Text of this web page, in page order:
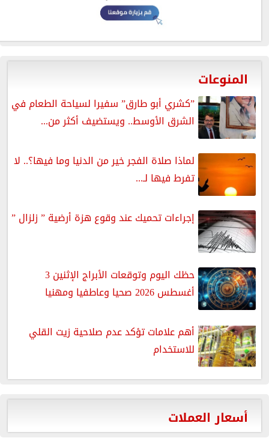
المنوعات
”كشري أبو طارق” سفيرا لسياحة الطعام في
الشرق الأوسط.. ويستضيف أكثر من...
لماذا صلاة الفجر خير من الدنيا وما فيها؟.. لا
تفرط فيها لـ...
إجراءات تحميك عند وقوع هزة أرضية ” زلزال ”
حظك اليوم وتوقعات الأبراج الإثنين 3
أغسطس 2026 صحيا وعاطفيا ومهنيا
أهم علامات تؤكد عدم صلاحية زيت القلي
للاستخدام
أسعار العملات